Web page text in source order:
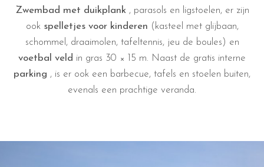
Zwembad met duikplank , parasols en ligstoelen, er zijn
ook spelletjes voor kinderen (kasteel met glijbaan,
schommel, draaimolen, tafeltennis, jeu de boules) en
voetbal veld in gras 30 × 15 m. Naast de gratis interne
parking , is er ook een barbecue, tafels en stoelen buiten,
evenals een prachtige veranda.